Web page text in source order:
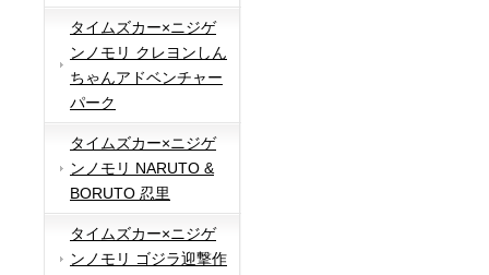
タイムズカー×ニジゲ
ンノモリ クレヨンしん
ちゃんアドベンチャー
パーク
タイムズカー×ニジゲ
ンノモリ NARUTO &
BORUTO 忍里
タイムズカー×ニジゲ
ンノモリ ゴジラ迎撃作